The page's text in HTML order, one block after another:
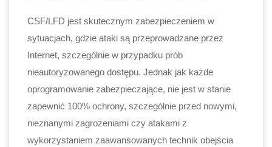
CSF/LFD jest skutecznym zabezpieczeniem w
sytuacjach, gdzie ataki są przeprowadzane przez
Internet, szczególnie w przypadku prób
nieautoryzowanego dostępu. Jednak jak każde
oprogramowanie zabezpieczające, nie jest w stanie
zapewnić 100% ochrony, szczególnie przed nowymi,
nieznanymi zagrożeniami czy atakami z
wykorzystaniem zaawansowanych technik obejścia